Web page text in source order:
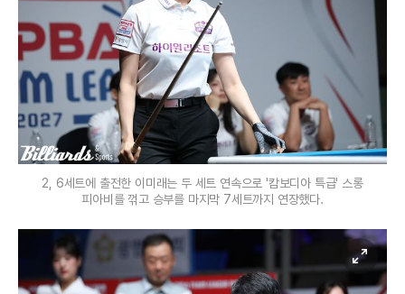
2, 6세트에 출전한 이미래는 두 세트 연속으로 '캄보디아 특급' 스롱
피아비를 꺾고 승부를 마지막 7세트까지 연장했다.